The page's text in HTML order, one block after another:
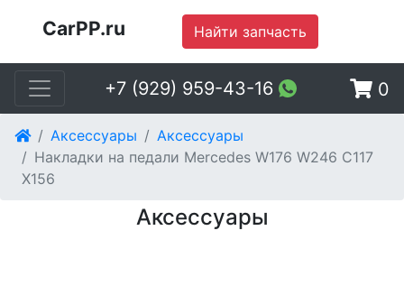
CarPP.ru Найти запчасть
+7 (929) 959-43-16 0
Аксессуары
Аксессуары
Накладки на педали Mercedes W176 W246 C117
X156
Аксессуары